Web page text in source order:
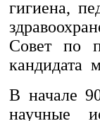
гигиена,
Совет по
кандидата
В начале
научные